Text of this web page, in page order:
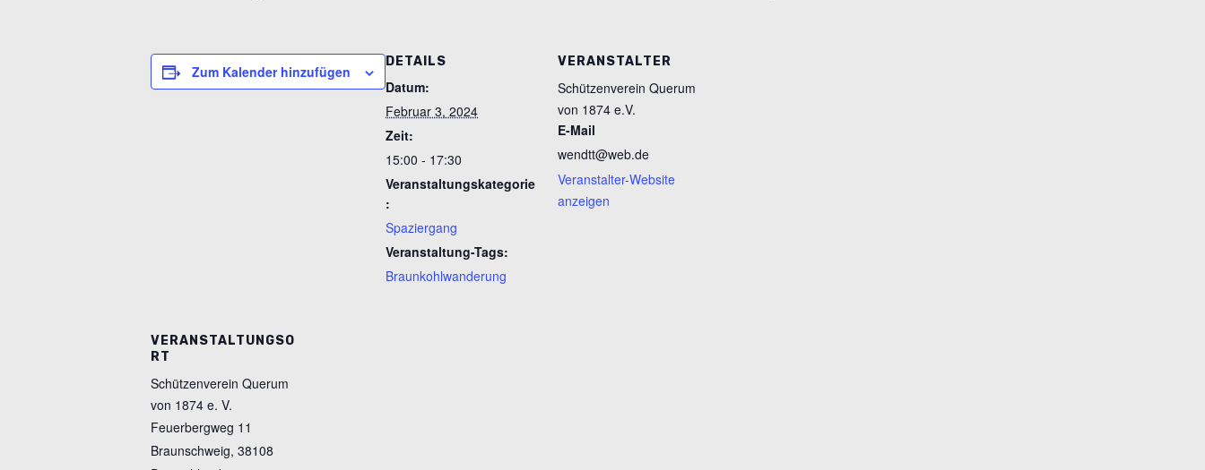
Zum Kalender hinzufügen
DETAILS
Datum:
Februar 3, 2024
Zeit:
15:00 - 17:30
Veranstaltungskategorie
:
Spaziergang
Veranstaltung-Tags:
Braunkohlwanderung
VERANSTALTER
Schützenverein Querum
von 1874 e.V.
E-Mail
wendtt@web.de
Veranstalter-Website
anzeigen
VERANSTALTUNGSO
RT
Schützenverein Querum
von 1874 e. V.
Feuerbergweg 11
Braunschweig, 38108